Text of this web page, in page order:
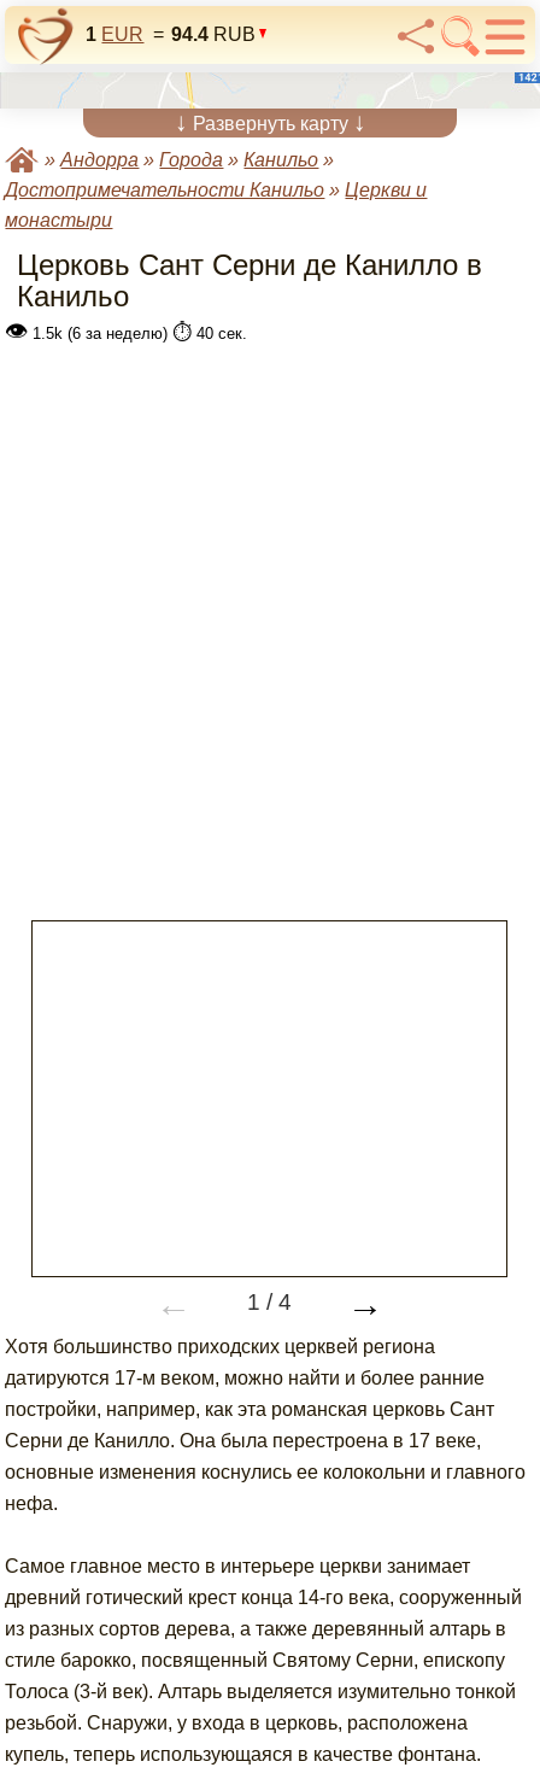
1 EUR = 94.4 RUB
↓ Развернуть карту ↓
»Андорра »Города »Канильо »
Достопримечательности Канильо »Церкви и
монастыри
Церковь Сант Серни де Канилло в
Канильо
👁 1.5k (6 за неделю) ⏱️ 40 сек.
← 1 /4 →
Хотя большинство приходских церквей региона
датируются 17-м веком, можно найти и более ранние
постройки, например, как эта романская церковь Сант
Серни де Канилло. Она была перестроена в 17 веке,
основные изменения коснулись ее колокольни и главного
нефа.
Самое главное место в интерьере церкви занимает
древний готический крест конца 14-го века, сооруженный
из разных сортов дерева, а также деревянный алтарь в
стиле барокко, посвященный Святому Серни, епископу
Толоса (3-й век). Алтарь выделяется изумительно тонкой
резьбой. Снаружи, у входа в церковь, расположена
купель, теперь использующаяся в качестве фонтана.